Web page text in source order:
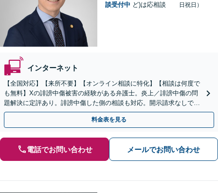
談受付中 ど)は応相談
日祝日）
インターネット
【全国対応】【来所不要】【オンライン相談に特化】【相談は何度で
も無料】Xの誹謗中傷被害の経験がある弁護士。炎上／誹謗中傷の問
題解決に定評あり。誹謗中傷した側の相談も対応。開示請求なしで本
人の特定ができる場合もあり。
料金表を見る
電話でお問い合わせ メールでお問い合わせ